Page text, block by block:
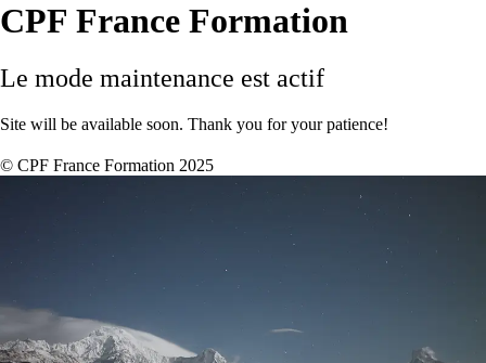
CPF France Formation
Le mode maintenance est actif
Site will be available soon. Thank you for your patience!
© CPF France Formation 2025